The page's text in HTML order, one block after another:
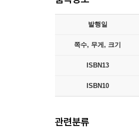
발행일
쪽수, 무게, 크기
ISBN13
ISBN10
관련분류